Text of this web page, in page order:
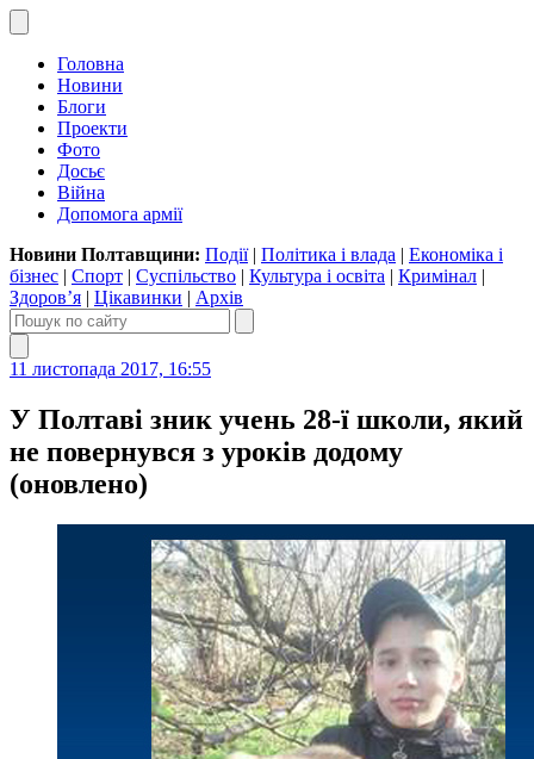
Головна
Новини
Блоги
Проекти
Фото
Досьє
Війна
Допомога армії
Новини Полтавщини: Події| Політика і влада | Економіка і
бізнес | Спорт | Суспільство | Культура і освіта | Кримінал |
Здоров’я | Цікавинки | Архів
11 листопада 2017, 16:55
У Полтаві зник учень 28-ї школи, який
не повернувся з уроків додому
(оновлено)